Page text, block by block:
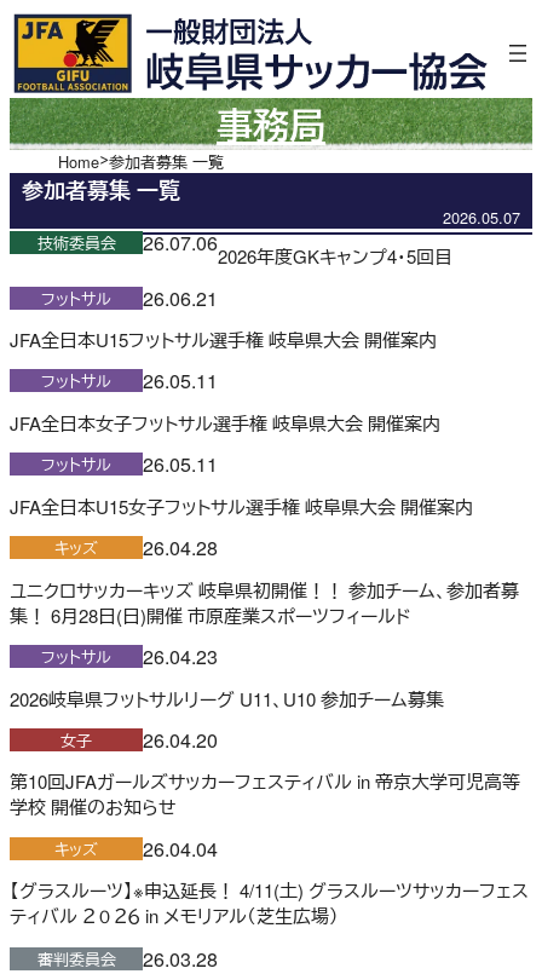
内
を
ス
キ
プ
事務局
Home 参加者募集 一覧
参加者募集 一覧
2026.05.07
技術委員会
26.07.062026年度GKキャンプ4・5回目
フットサル 26.06.21
JFA全日本U15フットサル選手権 岐阜県大会 開催案内
フットサル 26.05.11
JFA全日本女子フットサル選手権 岐阜県大会 開催案内
フットサル 26.05.11
JFA全日本U15女子フットサル選手権 岐阜県大会 開催案内
キッズ 26.04.28
ユニクロサッカーキッズ 岐阜県初開催！！ 参加チーム、参加者募
集！ 6月28日(日)開催 市原産業スポーツフィールド
フットサル 26.04.23
2026岐阜県フットサルリーグ U11、U10 参加チーム募集
女子 26.04.20
第10回JFAガールズサッカーフェスティバル in 帝京大学可児高等
学校 開催のお知らせ
キッズ 26.04.04
【グラスルーツ】※申込延長！ 4/11(土) グラスルーツサッカーフェス
ティバル ２０２６ in メモリアル（芝生広場）
審判委員会 26.03.28